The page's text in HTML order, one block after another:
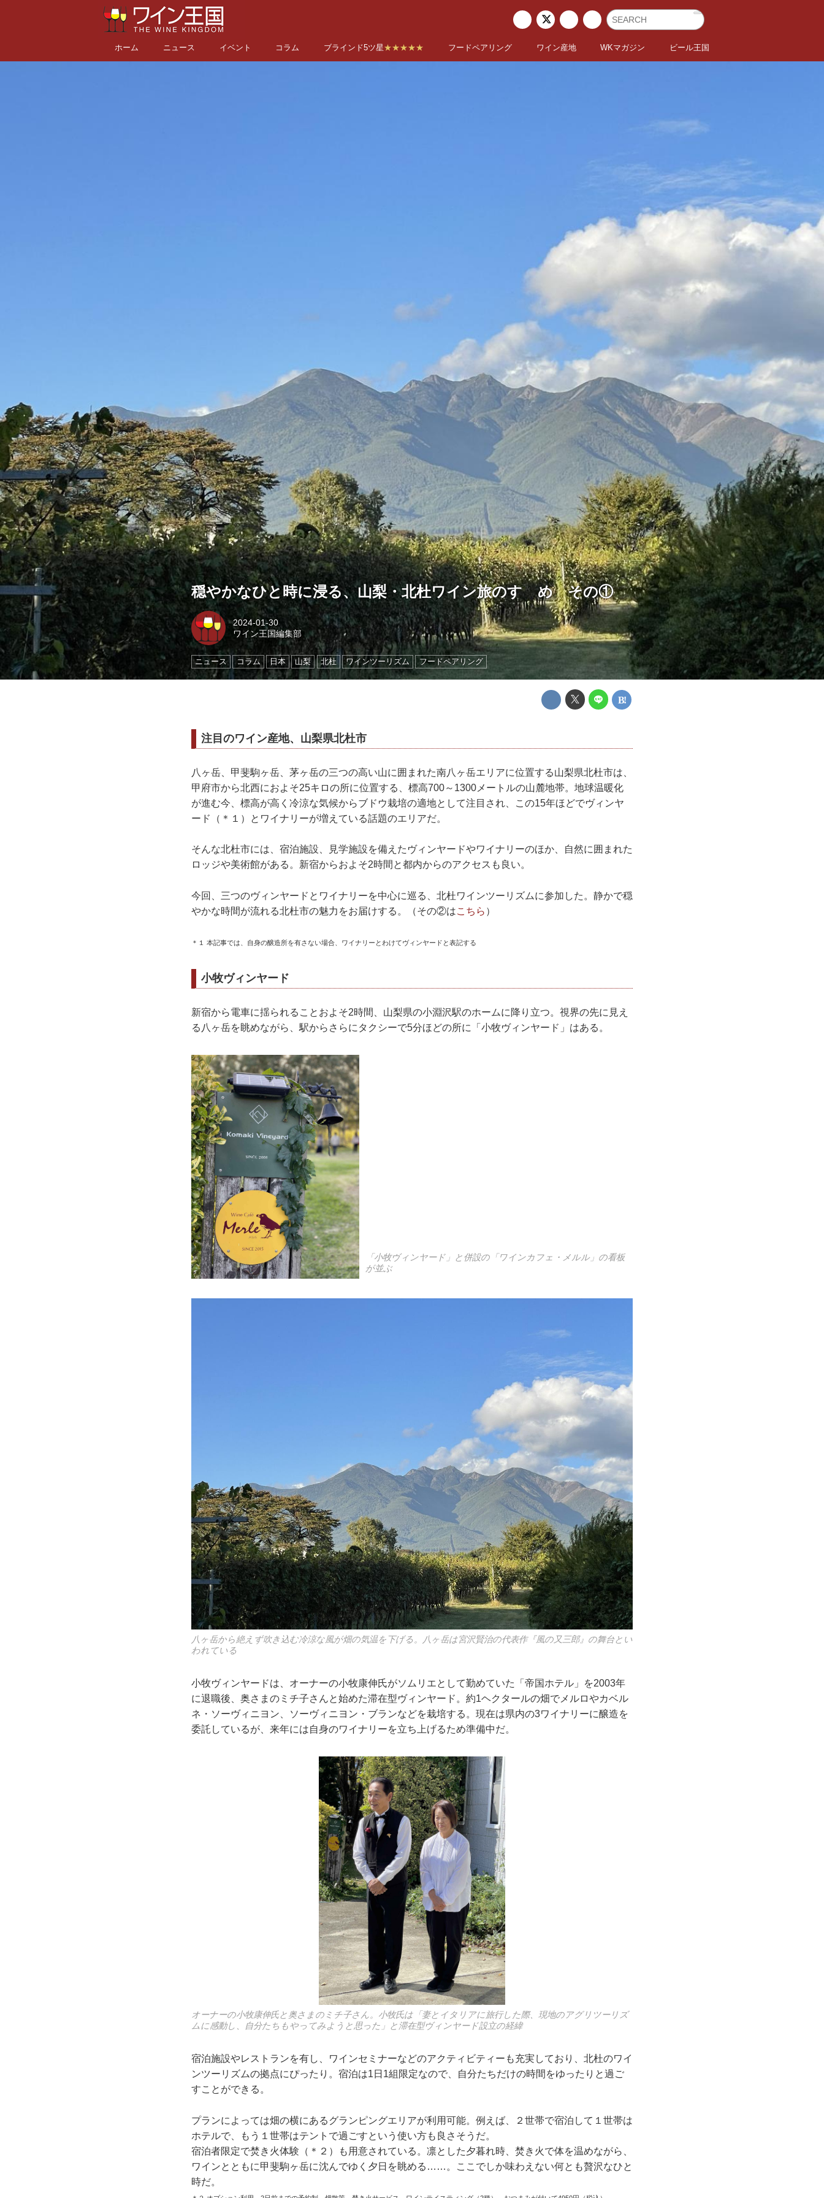
ホーム ニュース イベント コラム ブラインド5ツ星★★★★★ フードペアリング ワイン産地 WKマガジン ビール王国
穏やかなひと時に浸る、山梨・北杜ワイン旅のすゝめ その①
2024-01-30
ワイン王国編集部
ニュース コラム 日本 山梨 北杜 ワインツーリズム フードペアリング
注目のワイン産地、山梨県北杜市
八ヶ岳、甲斐駒ヶ岳、茅ヶ岳の三つの高い山に囲まれた南八ヶ岳エリアに位置する山梨県北杜市は、
甲府市から北西におよそ25キロの所に位置する、標高700～1300メートルの山麓地帯。地球温暖化
が進む今、標高が高く冷涼な気候からブドウ栽培の適地として注目され、この15年ほどでヴィンヤ
ード（＊１）とワイナリーが増えている話題のエリアだ。
そんな北杜市には、宿泊施設、見学施設を備えたヴィンヤードやワイナリーのほか、自然に囲まれた
ロッジや美術館がある。新宿からおよそ2時間と都内からのアクセスも良い。
今回、三つのヴィンヤードとワイナリーを中心に巡る、北杜ワインツーリズムに参加した。静かで穏
やかな時間が流れる北杜市の魅力をお届けする。（その②はこちら ）
＊１ 本記事では、自身の醸造所を有さない場合、ワイナリーとわけてヴィンヤードと表記する
小牧ヴィンヤード
新宿から電車に揺られることおよそ2時間、山梨県の小淵沢駅のホームに降り立つ。視界の先に見え
る八ヶ岳を眺めながら、駅からさらにタクシーで5分ほどの所に「小牧ヴィンヤード」はある。
「小牧ヴィンヤード」と併設の「ワインカフェ・メルル」の看板
が並ぶ
八ヶ岳から絶えず吹き込む冷涼な風が畑の気温を下げる。八ヶ岳は宮沢賢治の代表作『風の又三郎』の舞台とい
われている
小牧ヴィンヤードは、オーナーの小牧康伸氏がソムリエとして勤めていた「帝国ホテル」を2003年
に退職後、奥さまのミチ子さんと始めた滞在型ヴィンヤード。約1ヘクタールの畑でメルロやカベル
ネ・ソーヴィニヨン、ソーヴィニヨン・ブランなどを栽培する。現在は県内の3ワイナリーに醸造を
委託しているが、来年には自身のワイナリーを立ち上げるため準備中だ。
オーナーの小牧康伸氏と奥さまのミチ子さん。小牧氏は「妻とイタリアに旅行した際、現地のアグリツーリズ
ムに感動し、自分たちもやってみようと思った」と滞在型ヴィンヤード設立の経緯
宿泊施設やレストランを有し、ワインセミナーなどのアクティビティーも充実しており、北杜のワイ
ンツーリズムの拠点にぴったり。宿泊は1日1組限定なので、自分たちだけの時間をゆったりと過ご
すことができる。
プランによっては畑の横にあるグランピングエリアが利用可能。例えば、２世帯で宿泊して１世帯は
ホテルで、もう１世帯はテントで過ごすという使い方も良さそうだ。
宿泊者限定で焚き火体験（＊２）も用意されている。凛とした夕暮れ時、焚き火で体を温めながら、
ワインとともに甲斐駒ヶ岳に沈んでゆく夕日を眺める……。ここでしか味わえない何とも贅沢なひと
時だ。